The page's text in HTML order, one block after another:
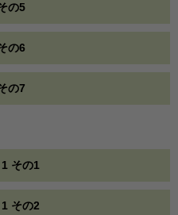
の5
の6
の7
その1
その2